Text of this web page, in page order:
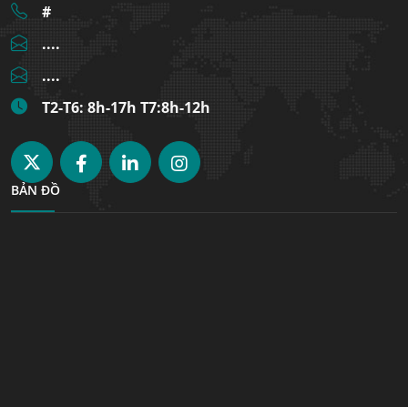
#
....
....
T2-T6: 8h-17h T7:8h-12h
BẢN ĐỒ